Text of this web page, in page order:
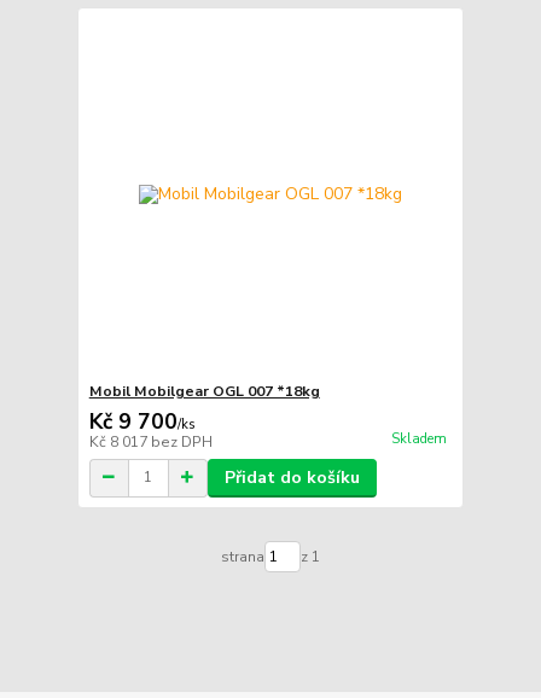
Mobil Mobilgear OGL 007 *18kg
Kč 9 700/ks
Kč 8 017 bez DPH Skladem
Přidat do košíku
strana z 1